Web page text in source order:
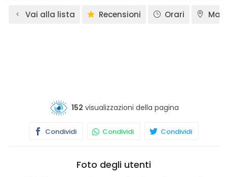
Vai alla lista Recensioni Orari
152 visualizzazioni della pagina
Condividi Condividi Condividi
Foto degli utenti